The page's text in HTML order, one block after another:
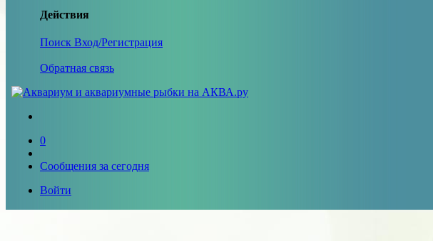
Действия
Поиск Вход/Регистрация
Обратная связь
0
Сообщения за сегодня
Войти